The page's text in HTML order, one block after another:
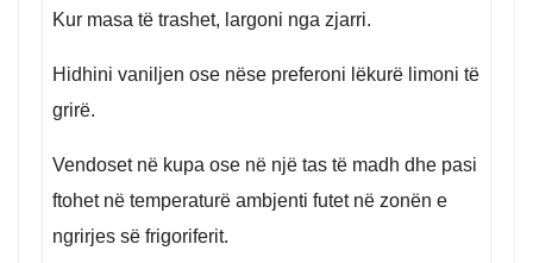
Kur masa të trashet, largoni nga zjarri.
Hidhini vaniljen ose nëse preferoni lëkurë limoni të
grirë.
Vendoset në kupa ose në një tas të madh dhe pasi
ftohet në temperaturë ambjenti futet në zonën e
ngrirjes së frigoriferit.